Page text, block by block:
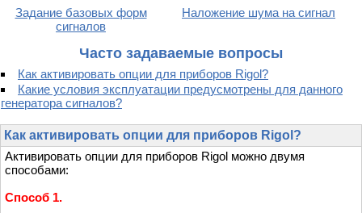
Задание базовых форм
сигналов
Наложение шума на сигнал
Часто задаваемые вопросы
Как активировать опции для приборов Rigol?
Какие условия эксплуатации предусмотрены для данного
генератора сигналов?
Как активировать опции для приборов Rigol?
Активировать опции для приборов Rigol можно двумя
способами:
Способ 1.